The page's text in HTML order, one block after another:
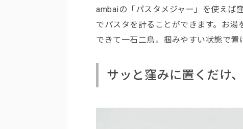
ambaiの「パスタメジャー」を使えば
でパスタを計ることができます。お
できて一石二鳥。掴みやすい状態で置
サッと窪みに置くだけ